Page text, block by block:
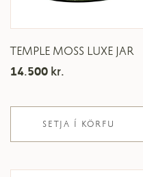
TEMPLE MOSS LUXE JAR
14.500 kr.
SETJA Í KÖRFU